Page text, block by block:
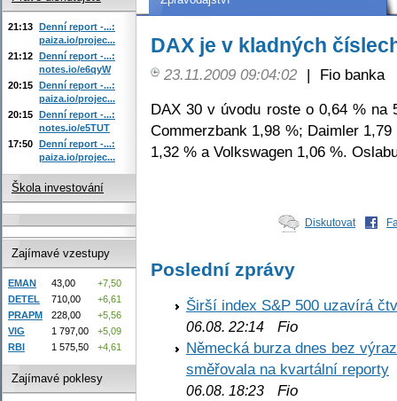
DAX je v kladných
23.11.2009 09:04:02 |
Fio banka
DAX 30 v úvodu roste o 0,64 % na
Commerzbank 1,98 %; Daimler
1,32 % a Volkswagen 1,06 %.
Diskutovat
Poslední zprávy
Širší index S&P 500 uzavírá
06.08. 22:14 Fio
Německá burza dnes bez
směřovala na kvartální reporty
06.08. 18:23 Fio
21:13 Denní report -...:
paiza.io/projec...
21:12 Denní report -...:
notes.io/e6qyW
20:15 Denní report -...:
paiza.io/projec...
20:15 Denní report -...:
notes.io/e5TUT
17:50 Denní report -...:
paiza.io/projec...
Škola investování
Zajímavé vzestupy
EMAN 43,00
+7,50
DETEL
710,00
+6,61
PRAPM
228,00
+5,56
VIG
1 797,00
+5,09
RBI
1 575,50 +4,61
Zajímavé poklesy